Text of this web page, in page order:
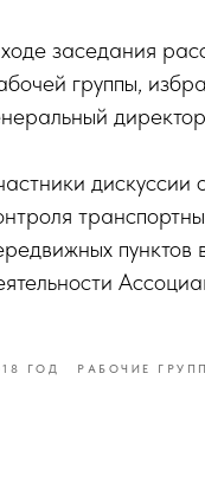
заседания
группы,
дискуссии
ГОД РАБОЧИЕ